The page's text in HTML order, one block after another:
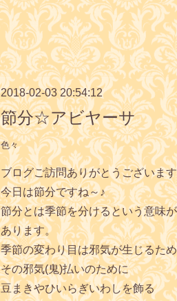
2018-02-03 20:54:12
節分☆アビヤーサ
色々
ブログご訪問ありがとうございま
今日は節分ですね～♪
節分とは季節を分けるという意味が
あります。
季節の変わり目は邪気が生じるため
その邪気(鬼)払いのために
豆まきやひいらぎいわしを飾る